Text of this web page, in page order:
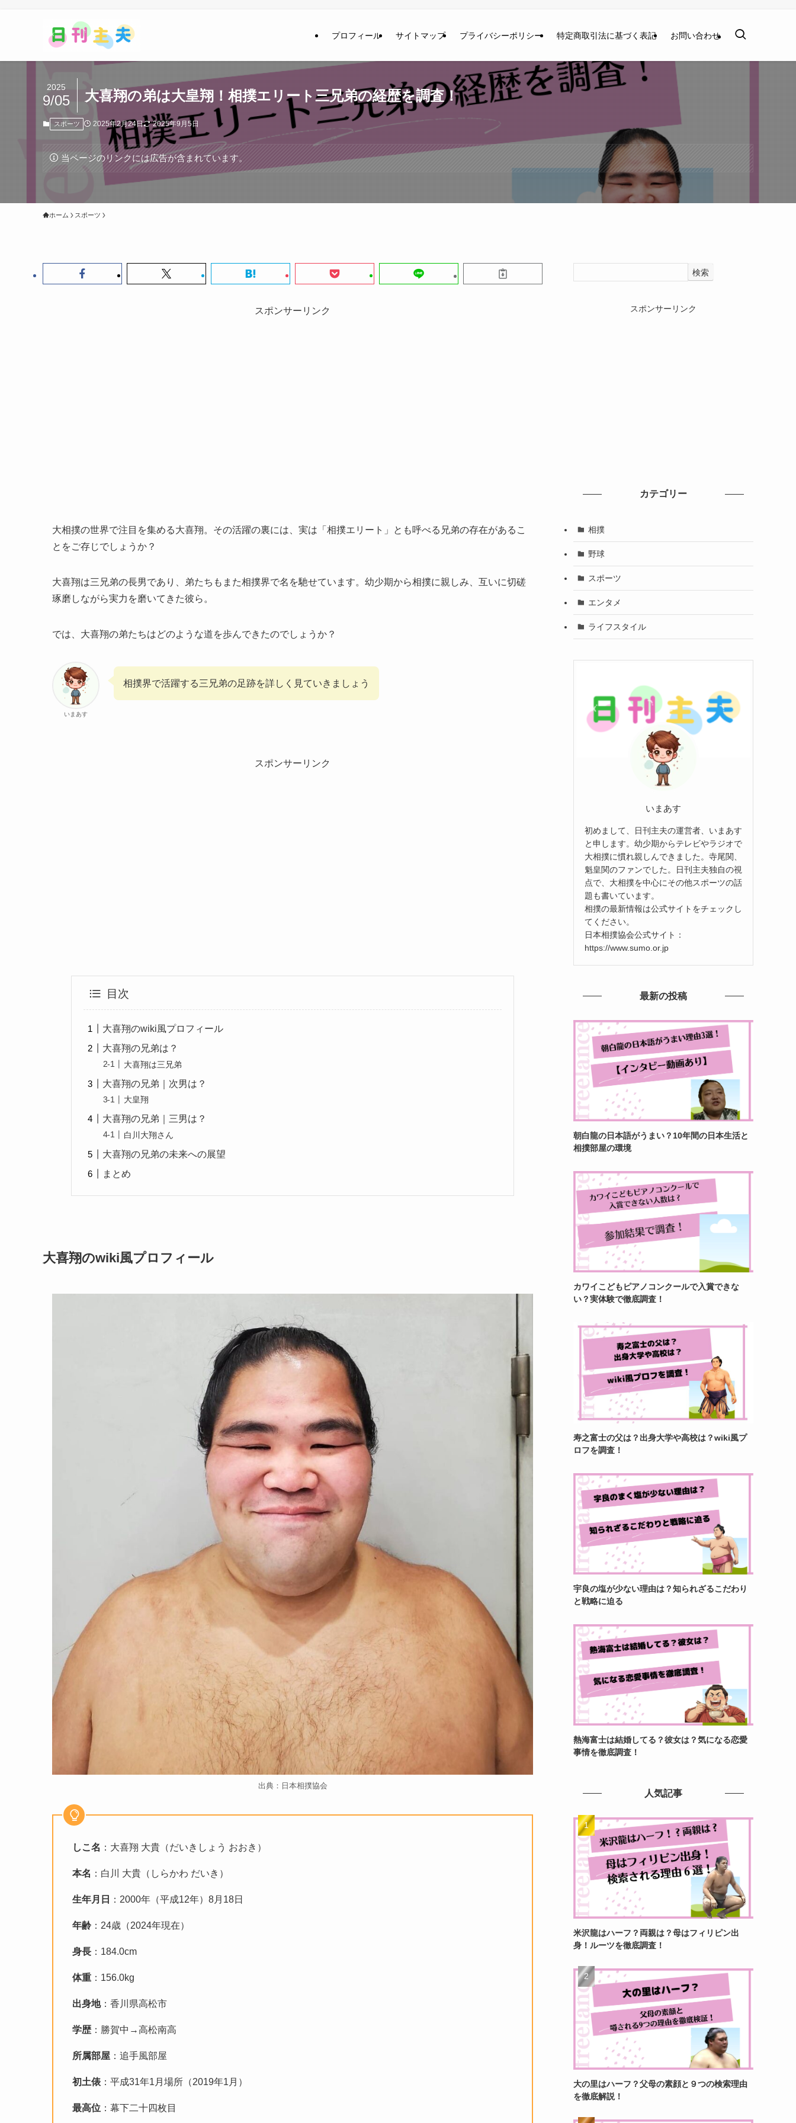
プロフィール サイトマップ プライバシーポリシー 特定商取引法に基づく表記 お問い合わせ
大喜翔の弟は大皇翔！相撲エリート三兄弟の経歴を調査！
2025
9/05
スポーツ 2025年2月24日 2025年9月5日
当ページのリンクには広告が含まれています。
ホーム スポーツ
スポンサーリンク
大相撲の世界で注目を集める大喜翔。その活躍の裏には、実は「相撲エリート」とも呼べる兄弟の存在があるこ
とをご存じでしょうか？
大喜翔は三兄弟の長男であり、弟たちもまた相撲界で名を馳せています。幼少期から相撲に親しみ、互いに切磋
琢磨しながら実力を磨いてきた彼ら。
では、大喜翔の弟たちはどのような道を歩んできたのでしょうか？
いまあす
相撲界で活躍する三兄弟の足跡を詳しく見ていきましょう
スポンサーリンク
目次
大喜翔のwiki風プロフィール
大喜翔の兄弟は？
大喜翔は三兄弟
大喜翔の兄弟｜次男は？
大皇翔
大喜翔の兄弟｜三男は？
白川大翔さん
大喜翔の兄弟の未来への展望
まとめ
大喜翔のwiki風プロフィール
出典：日本相撲協会
しこ名 ：大喜翔 大貴（だいきしょう おおき）
本名 ：白川 大貴（しらかわ だいき）
生年月日 ：2000年（平成12年）8月18日
年齢 ：24歳（2024年現在）
身長 ：184.0cm
体重 ：156.0kg
出身地：香川県高松市
学歴 ：勝賀中→高松南高
所属部屋 ：追手風部屋
初土俵 ：平成31年1月場所（2019年1月）
最高位 ：幕下二十四枚目
検索
スポンサーリンク
カテゴリー
相撲
野球
スポーツ
エンタメ
ライフスタイル
いまあす
初めまして、日刊主夫の運営者、いまあす
と申します。幼少期からテレビやラジオで
大相撲に慣れ親しんできました。寺尾関、
魁皇関のファンでした。日刊主夫独自の視
点で、大相撲を中心にその他スポーツの話
題も書いています。
相撲の最新情報は公式サイトをチェックし
てください。
日本相撲協会公式サイト：
https://www.sumo.or.jp
最新の投稿
朝白龍の日本語がうまい？10年間の日本生活と
相撲部屋の環境
カワイこどもピアノコンクールで入賞できな
い？実体験で徹底調査！
寿之富士の父は？出身大学や高校は？wiki風プ
ロフを調査！
宇良の塩が少ない理由は？知られざるこだわり
と戦略に迫る
熱海富士は結婚してる？彼女は？気になる恋愛
事情を徹底調査！
人気記事
米沢龍はハーフ？両親は？母はフィリピン出
身！ルーツを徹底調査！
大の里はハーフ？父母の素顔と９つの検索理由
を徹底解説！